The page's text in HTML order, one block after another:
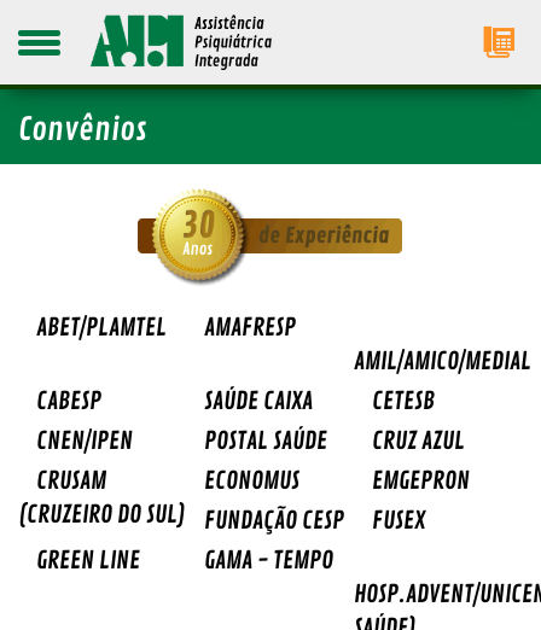
Convênios
ABET/PLAMTEL
AMAFRESP
AMIL/AMICO/MEDIAL
CABESP
SAÚDE CAIXA
CETESB
CNEN/IPEN
POSTAL SAÚDE
CRUZ AZUL
CRUSAM
(CRUZEIRO DO SUL)
ECONOMUS
EMGEPRON
FUNDAÇÃO CESP
FUSEX
GREEN LINE
GAMA - TEMPO
HOSP.ADVENT/